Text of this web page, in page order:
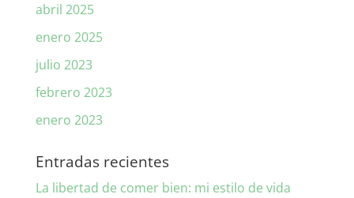
abril 2025
enero 2025
julio 2023
febrero 2023
enero 2023
Entradas recientes
La libertad de comer bien: mi estilo de vida